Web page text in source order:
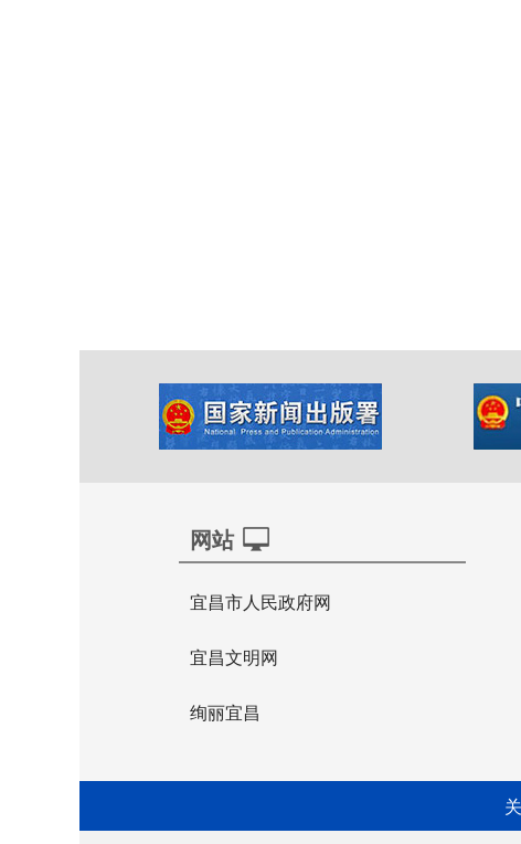
网站
宜昌市人民政府网
宜昌文明网
绚丽宜昌